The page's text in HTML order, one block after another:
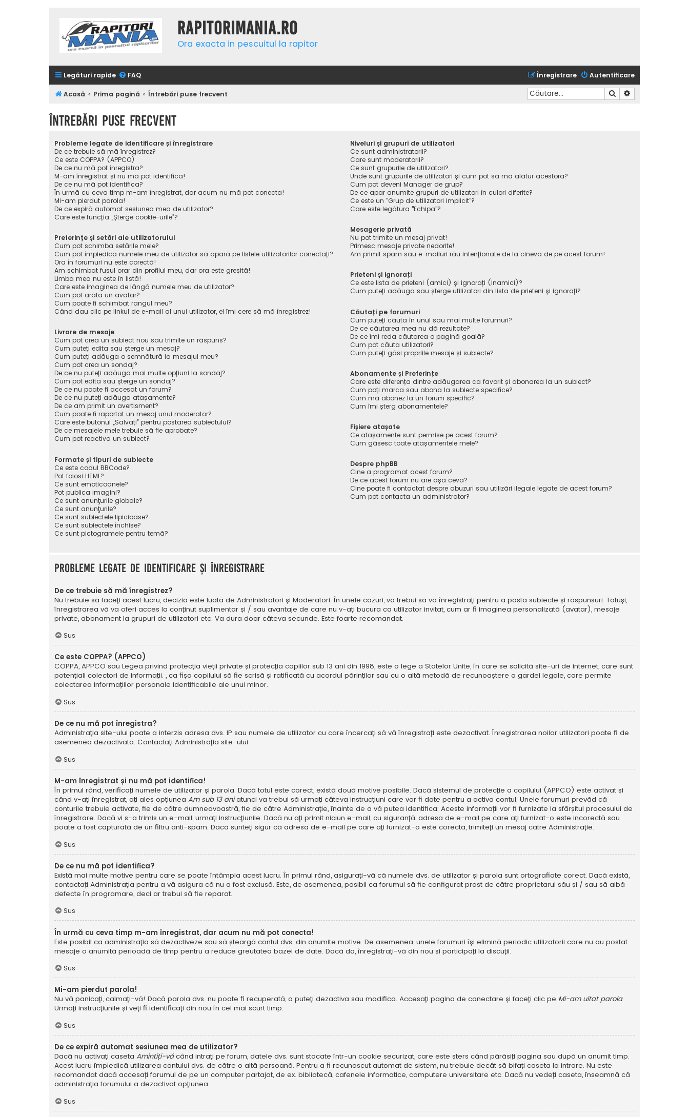
Rapitorimania.ro
Ora exacta in pescuitul la rapitor
Legături rapide FAQ Autentificare
Înregistrare
Acasă Prima pagină Întrebări puse frecvent Căutare
Întrebări puse frecvent
Probleme legate de identificare și înregistrare
De ce trebuie să mă înregistrez?
Ce este COPPA? (APPCO)
De ce nu mă pot înregistra?
M-am înregistrat și nu mă pot identifica!
De ce nu mă pot identifica?
În urmă cu ceva timp m-am înregistrat, dar acum nu mă pot conecta!
Mi-am pierdut parola!
De ce expiră automat sesiunea mea de utilizator?
Care este funcția „Șterge cookie-urile”?
Preferințe și setări ale utilizatorului
Cum pot schimba setările mele?
Cum pot împiedica numele meu de utilizator să apară pe listele utilizatorilor conectați?
Ora în forumuri nu este corectă!
Am schimbat fusul orar din profilul meu, dar ora este greșită!
Limba mea nu este în listă!
Care este imaginea de lângă numele meu de utilizator?
Cum pot arăta un avatar?
Cum poate fi schimbat rangul meu?
Când dau clic pe linkul de e-mail al unui utilizator, el îmi cere să mă înregistrez!
Livrare de mesaje
Cum pot crea un subiect nou sau trimite un răspuns?
Cum puteți edita sau șterge un mesaj?
Cum puteți adăuga o semnătură la mesajul meu?
Cum pot crea un sondaj?
De ce nu puteți adăuga mai multe opțiuni la sondaj?
Cum pot edita sau șterge un sondaj?
De ce nu poate fi accesat un forum?
De ce nu puteți adăuga atașamente?
De ce am primit un avertisment?
Cum poate fi raportat un mesaj unui moderator?
Care este butonul „Salvați” pentru postarea subiectului?
De ce mesajele mele trebuie să fie aprobate?
Cum pot reactiva un subiect?
Formate și tipuri de subiecte
Ce este codul BBCode?
Pot folosi HTML?
Ce sunt emoticoanele?
Pot publica imagini?
Ce sunt anunţurile globale?
Ce sunt anunţurile?
Ce sunt subiectele lipicioase?
Ce sunt subiectele închise?
Ce sunt pictogramele pentru temă?
Niveluri și grupuri de utilizatori
Ce sunt administratorii?
Care sunt moderatorii?
Ce sunt grupurile de utilizatori?
Unde sunt grupurile de utilizatori și cum pot să mă alătur acestora?
Cum pot deveni Manager de grup?
De ce apar anumite grupuri de utilizatori în culori diferite?
Ce este un "Grup de utilizatori implicit"?
Care este legătura "Echipa"?
Mesagerie privată
Nu pot trimite un mesaj privat!
Primesc mesaje private nedorite!
Am primit spam sau e-mailuri rău intenționate de la cineva de pe acest forum!
Prieteni și ignorați
Ce este lista de prieteni (amici) și ignorați (inamici)?
Cum puteți adăuga sau șterge utilizatori din lista de prieteni și ignorați?
Căutați pe forumuri
Cum puteți căuta în unul sau mai multe forumuri?
De ce căutarea mea nu dă rezultate?
De ce îmi reda căutarea o pagină goală?
Cum pot căuta utilizatori?
Cum puteți găsi propriile mesaje și subiecte?
Abonamente și Preferințe
Care este diferența dintre adăugarea ca favorit și abonarea la un subiect?
Cum poți marca sau abona la subiecte specifice?
Cum mă abonez la un forum specific?
Cum îmi șterg abonamentele?
Fișiere atașate
Ce atașamente sunt permise pe acest forum?
Cum găsesc toate atașamentele mele?
Despre phpBB
Cine a programat acest forum?
De ce acest forum nu are așa ceva?
Cine poate fi contactat despre abuzuri sau utilizări ilegale legate de acest forum?
Cum pot contacta un administrator?
Probleme legate de identificare și înregistrare
De ce trebuie să mă înregistrez?
Nu trebuie să faceți acest lucru, decizia este luată de Administratori și Moderatori. În unele cazuri, va trebui să vă înregistrați pentru a posta subiecte și răspunsuri. Totuși,
înregistrarea vă va oferi acces la conținut suplimentar și / sau avantaje de care nu v-ați bucura ca utilizator invitat, cum ar fi imaginea personalizată (avatar), mesaje
private, abonament la grupuri de utilizatori etc. Va dura doar câteva secunde. Este foarte recomandat.
Sus
Ce este COPPA? (APPCO)
COPPA, APPCO sau Legea privind protecția vieții private și protecția copiilor sub 13 ani din 1998, este o lege a Statelor Unite, în care se solicită site-uri de internet, care sunt
potențiali colectori de informații. , ca fișa copilului să fie scrisă și ratificată cu acordul părinților sau cu o altă metodă de recunoaștere a gardei legale, care permite
colectarea informațiilor personale identificabile ale unui minor.
Sus
De ce nu mă pot înregistra?
Administrația site-ului poate a interzis adresa dvs. IP sau numele de utilizator cu care încercați să vă înregistrați este dezactivat. Înregistrarea noilor utilizatori poate fi de
asemenea dezactivată. Contactați Administrația site-ului.
Sus
M-am înregistrat și nu mă pot identifica!
În primul rând, verificați numele de utilizator și parola. Dacă totul este corect, există două motive posibile. Dacă sistemul de protecție a copilului (APPCO) este activat și
când v-ați înregistrat, ați ales opțiunea Am sub 13 aniatunci va trebui să urmați câteva instrucțiuni care vor fi date pentru a activa contul. Unele forumuri prevăd că
conturile trebuie activate, fie de către dumneavoastră, fie de către Administrație, înainte de a vă putea identifica; Aceste informații vor fi furnizate la sfârșitul procesului de
înregistrare. Dacă vi s-a trimis un e-mail, urmați instrucțiunile. Dacă nu ați primit niciun e-mail, cu siguranță, adresa de e-mail pe care ați furnizat-o este incorectă sau
poate a fost capturată de un filtru anti-spam. Dacă sunteți sigur că adresa de e-mail pe care ați furnizat-o este corectă, trimiteți un mesaj către Administrație.
Sus
De ce nu mă pot identifica?
Există mai multe motive pentru care se poate întâmpla acest lucru. În primul rând, asigurați-vă că numele dvs. de utilizator și parola sunt ortografiate corect. Dacă există,
contactați Administrația pentru a vă asigura că nu a fost exclusă. Este, de asemenea, posibil ca forumul să fie configurat prost de către proprietarul său și / sau să aibă
defecte în programare, deci ar trebui să fie reparat.
Sus
În urmă cu ceva timp m-am înregistrat, dar acum nu mă pot conecta!
Este posibil ca administrația să dezactiveze sau să șteargă contul dvs. din anumite motive. De asemenea, unele forumuri își elimină periodic utilizatorii care nu au postat
mesaje o anumită perioadă de timp pentru a reduce greutatea bazei de date. Dacă da, înregistrați-vă din nou și participați la discuții.
Sus
Mi-am pierdut parola!
Nu vă panicați, calmați-vă! Dacă parola dvs. nu poate fi recuperată, o puteți dezactiva sau modifica. Accesați pagina de conectare și faceți clic pe Mi-am uitat parola .
Urmați instrucțiunile și veți fi identificați din nou în cel mai scurt timp.
Sus
De ce expiră automat sesiunea mea de utilizator?
Dacă nu activați caseta Amintiți-văcând intrați pe forum, datele dvs. sunt stocate într-un cookie securizat, care este șters când părăsiți pagina sau după un anumit timp.
Acest lucru împiedică utilizarea contului dvs. de către o altă persoană. Pentru a fi recunoscut automat de sistem, nu trebuie decât să bifați caseta la intrare. Nu este
recomandat dacă accesați forumul de pe un computer partajat, de ex. bibliotecă, cafenele informatice, computere universitare etc. Dacă nu vedeți caseta, înseamnă că
administrația forumului a dezactivat opțiunea.
Sus